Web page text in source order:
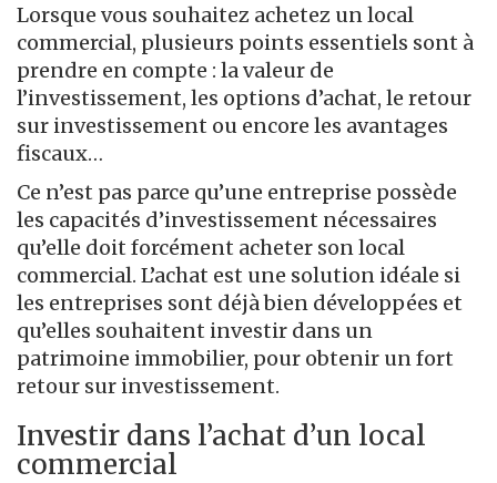
Lorsque vous souhaitez achetez un local
commercial, plusieurs points essentiels sont à
prendre en compte : la valeur de
l’investissement, les options d’achat, le retour
sur investissement ou encore les avantages
fiscaux…
Ce n’est pas parce qu’une entreprise possède
les capacités d’investissement nécessaires
qu’elle doit forcément acheter son local
commercial. L’achat est une solution idéale si
les entreprises sont déjà bien développées et
qu’elles souhaitent investir dans un
patrimoine immobilier, pour obtenir un fort
retour sur investissement.
Investir dans l’achat d’un local
commercial